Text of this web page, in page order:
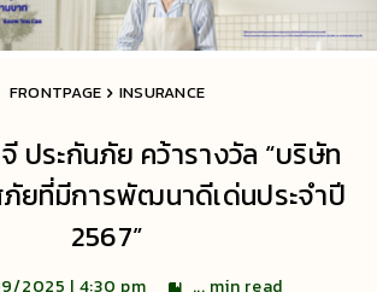
FRONTPAGE INSURANCE
จี ประกันภัย คว้ารางวัล “บริษัท
ภัยที่มีการพัฒนาดีเด่นประจำปี
2567”
... min read